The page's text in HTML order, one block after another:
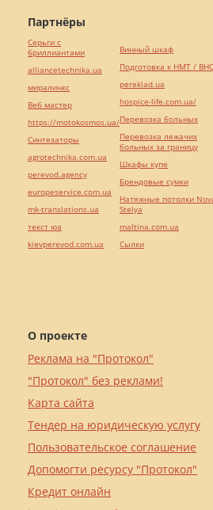
О проекте
Реклама на "Протокол"
"Протокол" без реклами!
Карта сайта
Тендер на юридическую услугу
Пользовательское соглашение
Допомогти ресурсу "Протокол"
Кредит онлайн
Партнёры
Серьги с
бриллиантами
alliancetechnika.ua
миралинкс
Веб мастер
https://motokosmos.ua/
Синтезаторы
agrotechnika.com.ua
perevod.agency
europeservice.com.ua
mk-translations.ua
текст юа
kievperevod.com.ua
Винный шкаф
Подготовка к НМТ /
pereklad.ua
hospice-life.com.ua/
Перевозка больных
Перевозка лежачих
больных за границу
Шкафы купе
Брендовые сумки
Натяжные потолки
Stelya
maltina.com.ua
Cылки